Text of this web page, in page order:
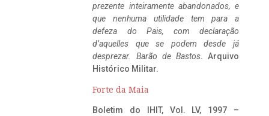
prezente inteiramente abandonados, e
que nenhuma utilidade tem para a
defeza do Pais, com declaração
d’aquelles que se podem desde já
desprezar. Barão de Bastos. Arquivo
Histórico Militar.
Forte da Maia
Boletim do IHIT, Vol. LV, 1997 –